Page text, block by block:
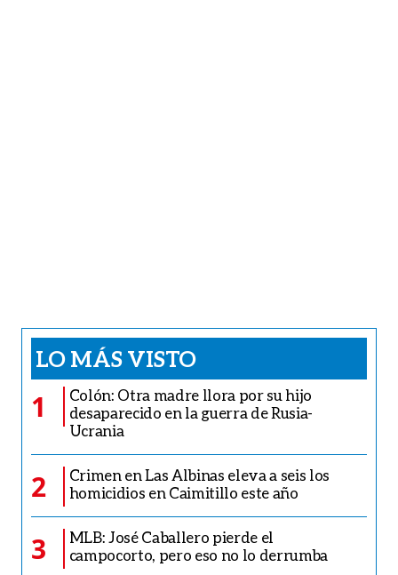
LO MÁS VISTO
1
Colón: Otra madre llora por su hijo
desaparecido en la guerra de Rusia-
Ucrania
2
Crimen en Las Albinas eleva a seis los
homicidios en Caimitillo este año
3
MLB: José Caballero pierde el
campocorto, pero eso no lo derrumba